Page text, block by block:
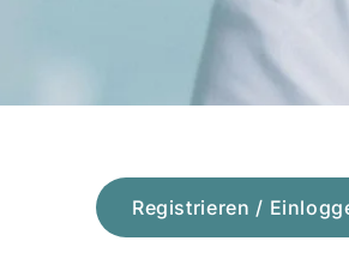
Registrieren /